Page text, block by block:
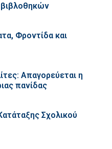
Φροντίδα και
Απαγορεύεται η
πανίδας
Σχολικού